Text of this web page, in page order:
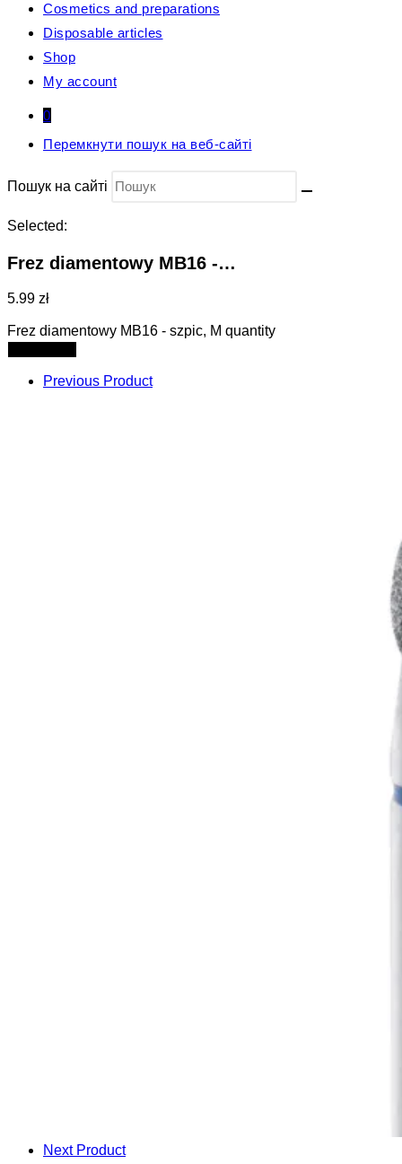
Cosmetics and preparations
Disposable articles
Shop
My account
0
Перемкнути пошук на веб-сайті
Пошук на сайті
Selected:
Frez diamentowy MB16 -…
5.99 zł
Frez diamentowy MB16 - szpic, M quantity
Previous Product
Next Product